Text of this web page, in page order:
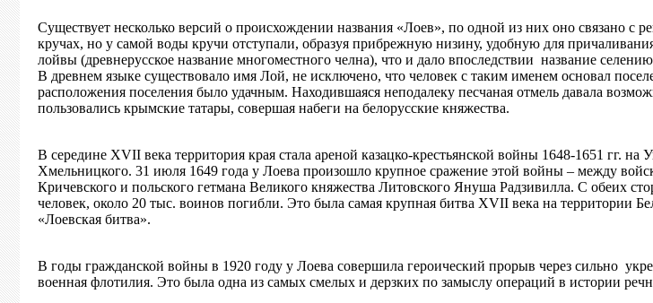
Существует несколько версий о происхождении названия «Лоев», по одной из них оно связано с
кручах, но у самой воды кручи отступали, образуя прибрежную низину, удобную для
лойвы (древнерусское название многоместного челна), что и дало впоследствии название
В древнем языке существовало имя Лой, не исключено, что человек с таким именем основал
расположения поселения было удачным. Находившаяся неподалеку песчаная отмель давала
пользовались крымские татары, совершая набеги на белорусские княжества.
В середине XVII века территория края стала ареной казацко-крестьянской войны 1648-1651 гг. на
Хмельницкого. 31 июля 1649 года у Лоева произошло крупное сражение этой войны – между
Кричевского и польского гетмана Великого княжества Литовского Януша Радзивилла. С обеих
человек, около 20 тыс. воинов погибли. Это была самая крупная битва XVII века на территории
«Лоевская битва».
В годы гражданской войны в 1920 году у Лоева совершила героический прорыв через сильно
военная флотилия. Это была одна из самых смелых и дерзких по замыслу операций в истории